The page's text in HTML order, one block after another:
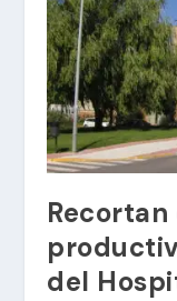
del